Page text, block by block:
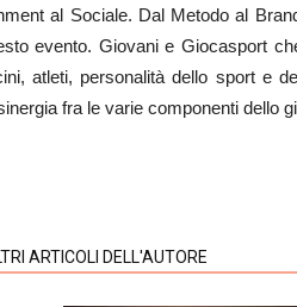
al Sociale. Dal Metodo al
evento. Giovani e Giocasport
atleti, personalità dello sport e
fra le varie componenti dello
ARTICOLI DELL'AUTORE